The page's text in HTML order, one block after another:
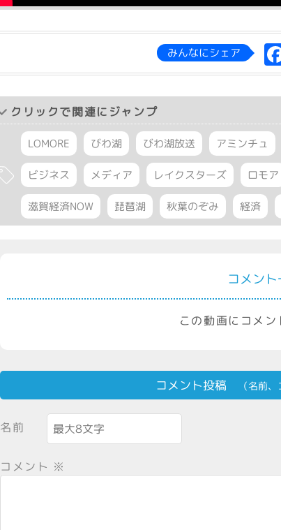
みんなにシェア
クリックで関連にジャンプ
LOMORE びわ湖 びわ湖放送 アミンチュ
ビジネス メディア レイクスターズ ロモア
滋賀経済NOW 琵琶湖 秋葉のぞみ 経済
コメント
この動画にコメン
コメント投稿 （名前
名前
コメント ※